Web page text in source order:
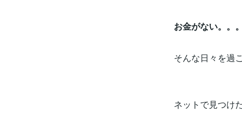
お金がない。。。
そんな日々を過
ネットで見つけ